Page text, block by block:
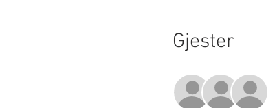
Gjester